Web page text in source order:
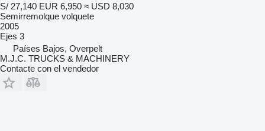
S/ 27,140 EUR 6,950 ≈ USD 8,030
Semirremolque volquete
2005
Ejes 3
Países Bajos, Overpelt
M.J.C. TRUCKS & MACHINERY
Contacte con el vendedor